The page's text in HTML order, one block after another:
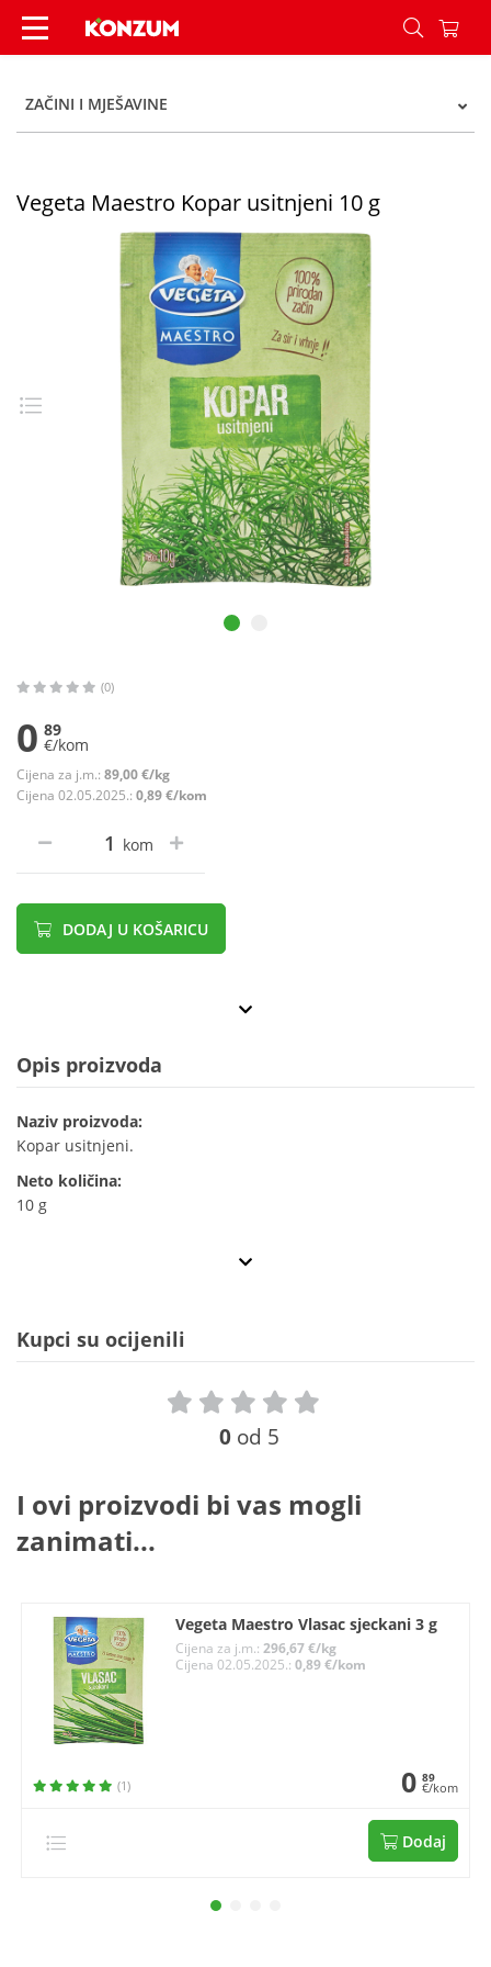
Vegeta Maestro Kopar usitnjeni 10 g - Konzum
ZAČINI I MJEŠAVINE
Vegeta Maestro Kopar usitnjeni 10 g
(0)
0 89
€/kom
Cijena za j.m.: 89,00 €/kg
Cijena 02.05.2025.: 0,89 €/kom
kom
DODAJ U KOŠARICU
Opis proizvoda
Naziv proizvoda:
Kopar usitnjeni.
Neto količina:
10 g
Kupci su ocijenili
0 od 5
I ovi proizvodi bi vas mogli
zanimati...
Vegeta Maestro Vlasac sjeckani 3 g
Cijena za j.m.:296,67 €/kg
Cijena 02.05.2025.:0,89 €/kom
(1) 0 89
€/kom
Dodaj